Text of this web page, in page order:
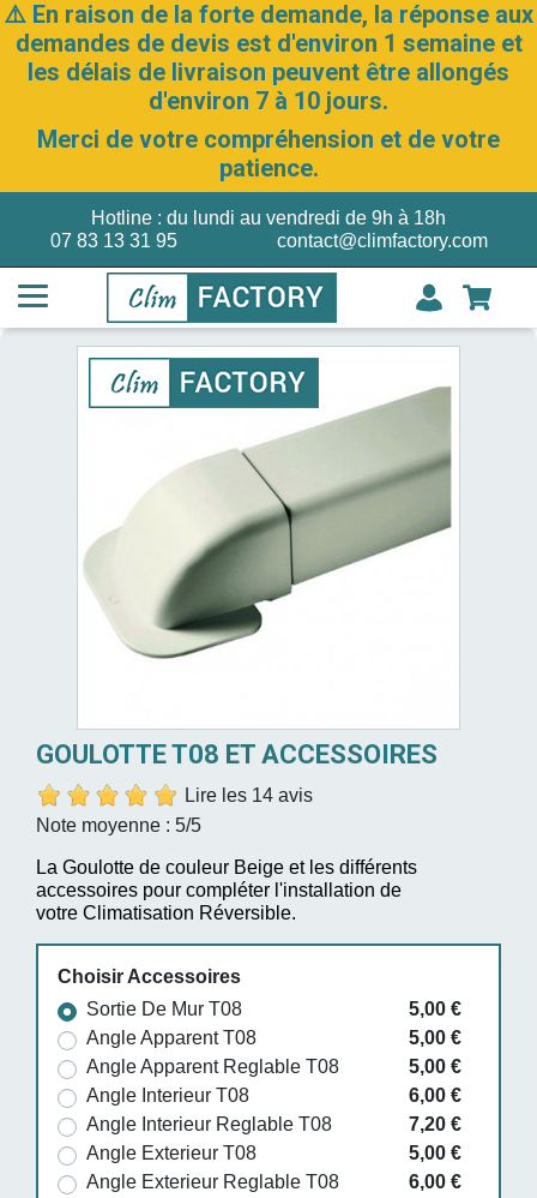
⚠️ En raison de la forte demande, la réponse aux
demandes de devis est d'environ 1 semaine et
les délais de livraison peuvent être allongés
d'environ 7 à 10 jours.
Merci de votre compréhension et de votre
patience.
07 83 13 31 95
Hotline : du lundi au vendredi de 9h à 18h
contact@climfactory.com
GOULOTTE T08 ET ACCESSOIRES
Lire les 14 avis
Note moyenne : 5/5
La Goulotte de couleur Beige et les différents
accessoires pour compléter l'installation de
votre Climatisation Réversible.
Choisir Accessoires
Sortie De Mur T08
5,00 €
Angle Apparent T08
5,00 €
Angle Apparent Reglable T08
5,00 €
Angle Interieur T08
6,00 €
Angle Interieur Reglable T08
7,20 €
Angle Exterieur T08
5,00 €
Angle Exterieur Reglable T08
6,00 €